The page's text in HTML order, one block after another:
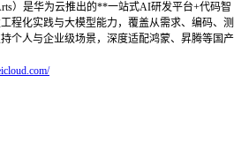
）是华为云推出的**一站式AI研发平台+代码智
程化实践与大模型能力，覆盖从需求、编码、测
个人与企业级场景，深度适配鸿蒙、昇腾等国产